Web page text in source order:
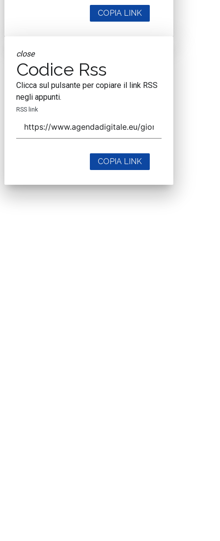
COPIA LINK
close
Codice Rss
Clicca sul pulsante per copiare il link RSS
negli appunti.
RSS link
COPIA LINK